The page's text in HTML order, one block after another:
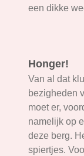
een dikke
Honger!
Van al dat
bezigheden
moet er,
namelijk op
deze berg.
spiertjes.